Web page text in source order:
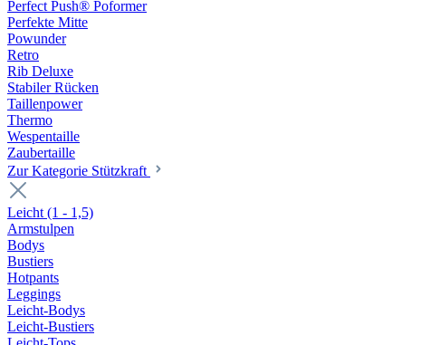
Perfect Push® Poformer
Perfekte Mitte
Powunder
Retro
Rib Deluxe
Stabiler Rücken
Taillenpower
Thermo
Wespentaille
Zaubertaille
Zur Kategorie Stützkraft
Leicht (1 - 1,5)
Armstulpen
Bodys
Bustiers
Hotpants
Leggings
Leicht-Bodys
Leicht-Bustiers